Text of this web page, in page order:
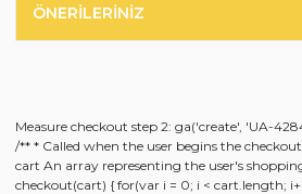
ÖNERILERINIZ
Measure checkout step 2: ga('create', 'UA-
/** * Called when the user begins the
cart An array representing the user's
checkout(cart) { for(var i = 0; i < cart.length;